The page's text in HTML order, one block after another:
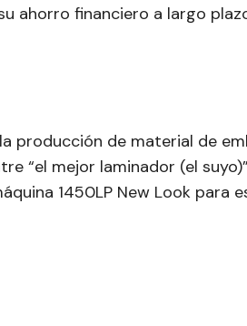
ahorro financiero a largo
producción de material de
“el mejor laminador (el
1450LP New Look para